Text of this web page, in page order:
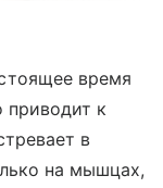
время
приводит к
в
на мышцах,